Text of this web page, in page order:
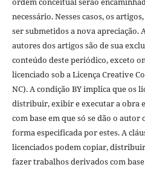
necessário. Nesses casos, os
ser submetidos a nova apreciação.
autores dos artigos são de sua
conteúdo deste periódico, exceto
licenciado sob a Licença Creative
NC). A condição BY implica que os
distribuir, exibir e executar a obra
com base em que só se dão o
forma especificada por estes. A
licenciados podem copiar,
fazer trabalhos derivados com